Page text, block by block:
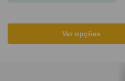
Ver opções